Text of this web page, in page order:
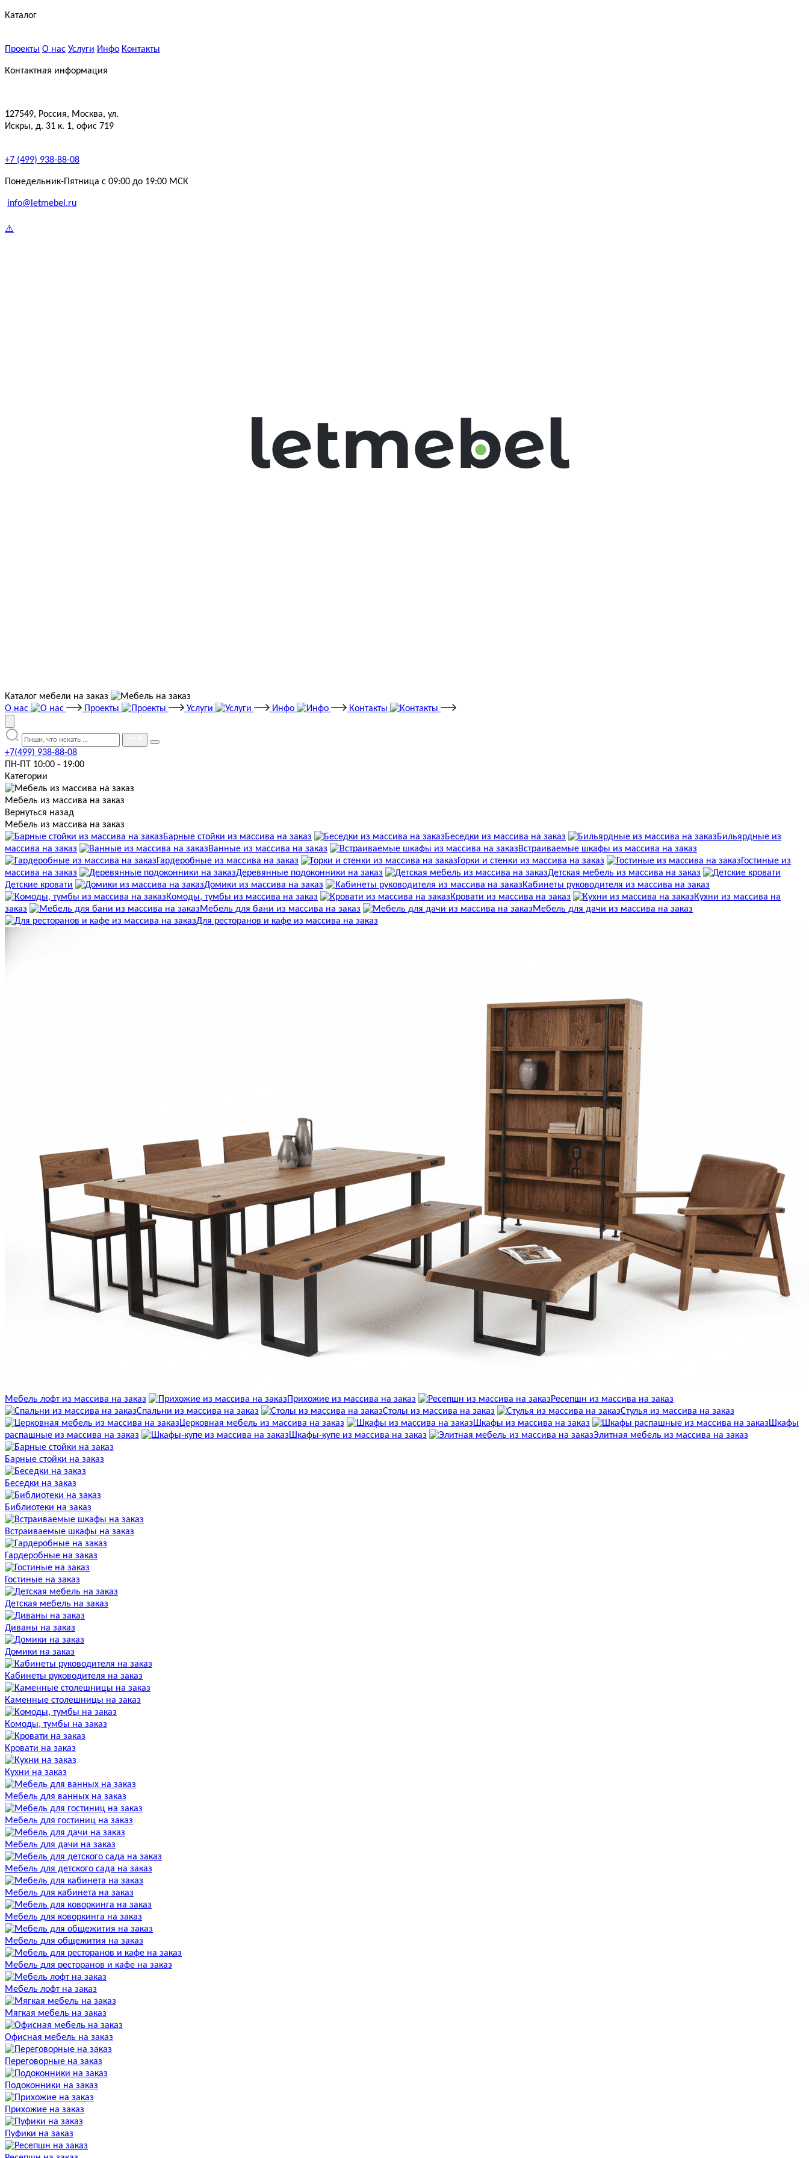
Каталог
Проекты О нас Услуги Инфо Контакты
Контактная информация
127549, Россия, Москва, ул.
Искры, д. 31 к. 1, офис 719
+7 (499) 938-88-08
Понедельник-Пятница с 09:00 до 19:00 МСК
info@letmebel.ru
Каталог мебели на заказ
О нас
Проекты Услуги Инфо Контакты
+7(499) 938-88-08
ПН-ПТ 10:00 - 19:00
Категории
Мебель из массива на заказ
Вернуться назад
Мебель из массива на заказ
Барные стойки из массива на заказ
Беседки из массива на заказ
Бильярдные из
массива на заказ
Ванные из массива на заказ
Встраиваемые шкафы из массива на заказ
Гардеробные из массива на заказ
Горки и стенки из массива на заказ
Гостиные из
массива на заказ
Деревянные подоконники на заказ
Детская мебель из массива на заказ
Детские кровати
Домики из массива на заказ
Кабинеты руководителя из массива на заказ
Комоды, тумбы из массива на заказ
Кровати из массива на заказ
Кухни из массива на
заказ
Мебель для бани из массива на заказ
Мебель для дачи из массива на заказ
Для ресторанов и кафе из массива на заказ
Мебель лофт из массива на заказ Прихожие из массива на заказ
Ресепшн из массива на заказ
Спальни из массива на заказ
Столы из массива на заказ
Стулья из массива на заказ
Церковная мебель из массива на заказ
Шкафы из массива на заказ
Шкафы
распашные из массива на заказ
Шкафы-купе из массива на заказ Элитная мебель из массива на заказ
Барные стойки на заказ
Беседки на заказ
Библиотеки на заказ
Встраиваемые шкафы на заказ
Гардеробные на заказ
Гостиные на заказ
Детская мебель на заказ
Диваны на заказ
Домики на заказ
Кабинеты руководителя на заказ
Каменные столешницы на заказ
Комоды, тумбы на заказ
Кровати на заказ
Кухни на заказ
Мебель для ванных на заказ
Мебель для гостиниц на заказ
Мебель для дачи на заказ
Мебель для детского сада на заказ
Мебель для кабинета на заказ
Мебель для коворкинга на заказ
Мебель для общежития на заказ
Мебель для ресторанов и кафе на заказ
Мебель лофт на заказ
Мягкая мебель на заказ
Офисная мебель на заказ
Переговорные на заказ
Подоконники на заказ
Прихожие на заказ
Пуфики на заказ